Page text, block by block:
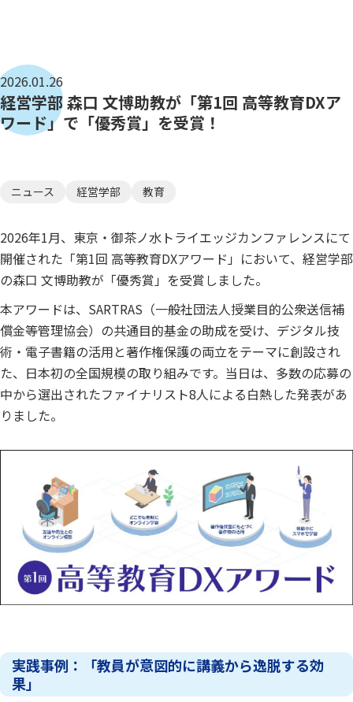
2026.01.26
経営学部 森口 文博助教が「第1回 高等教育DXア
ワード」で「優秀賞」を受賞！
ニュース 経営学部 教育
2026年1月、東京・御茶ノ水トライエッジカンファレンスにて
開催された「第1回 高等教育DXアワード」において、経営学部
の森口 文博助教が「優秀賞」を受賞しました。
本アワードは、SARTRAS（一般社団法人授業目的公衆送信補
償金等管理協会）の共通目的基金の助成を受け、デジタル技
術・電子書籍の活用と著作権保護の両立をテーマに創設され
た、日本初の全国規模の取り組みです。当日は、多数の応募の
中から選出されたファイナリスト8人による白熱した発表があ
りました。
実践事例：「教員が意図的に講義から逸脱する効
果」